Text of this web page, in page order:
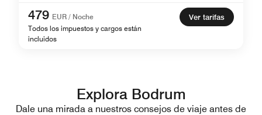
479 EUR / Noche
Todos los impuestos y cargos están
incluidos
Ver tarifas
Explora Bodrum
Dale una mirada a nuestros consejos de viaje antes de